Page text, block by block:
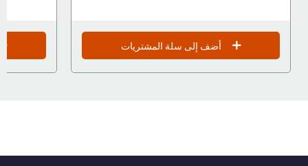
أضف إلى سلة المشتريات